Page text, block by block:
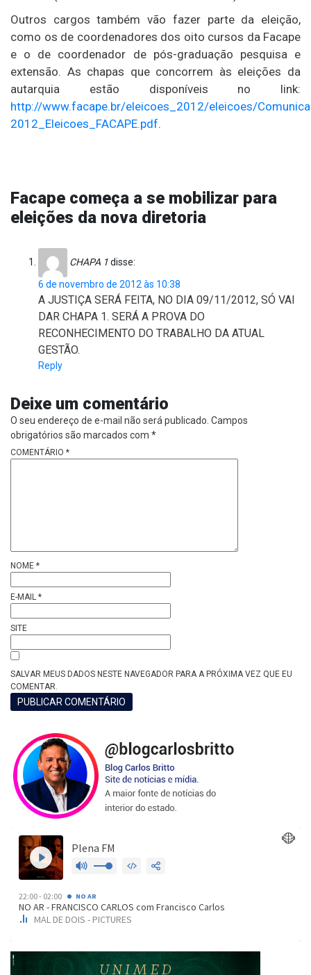
Outros cargos também vão fazer parte da eleição,
como os de coordenadores dos oito cursos da Facape
e o de coordenador de pós-graduação pesquisa e
extensão. As chapas que concorrem às eleições da
autarquia estão disponíveis no link:
http://www.facape.br/eleicoes_2012/eleicoes/
2012_Eleicoes_FACAPE.pdf.
Facape começa a se mobilizar para
eleições da nova diretoria
CHAPA 1disse:
6 de novembro de 2012 às 10:38
A JUSTIÇA SERÁ FEITA, NO DIA 09/11/2012, SÓ VAI
DAR CHAPA 1. SERÁ A PROVA DO
RECONHECIMENTO DO TRABALHO DA ATUAL
GESTÃO.
Reply
Deixe um comentário
O seu endereço de e-mail não será publicado. Campos
obrigatórios são marcados com *
COMENTÁRIO *
NOME *
E-MAIL *
SITE
SALVAR MEUS DADOS NESTE NAVEGADOR PARA A PRÓXIMA VEZ QUE EU
COMENTAR.